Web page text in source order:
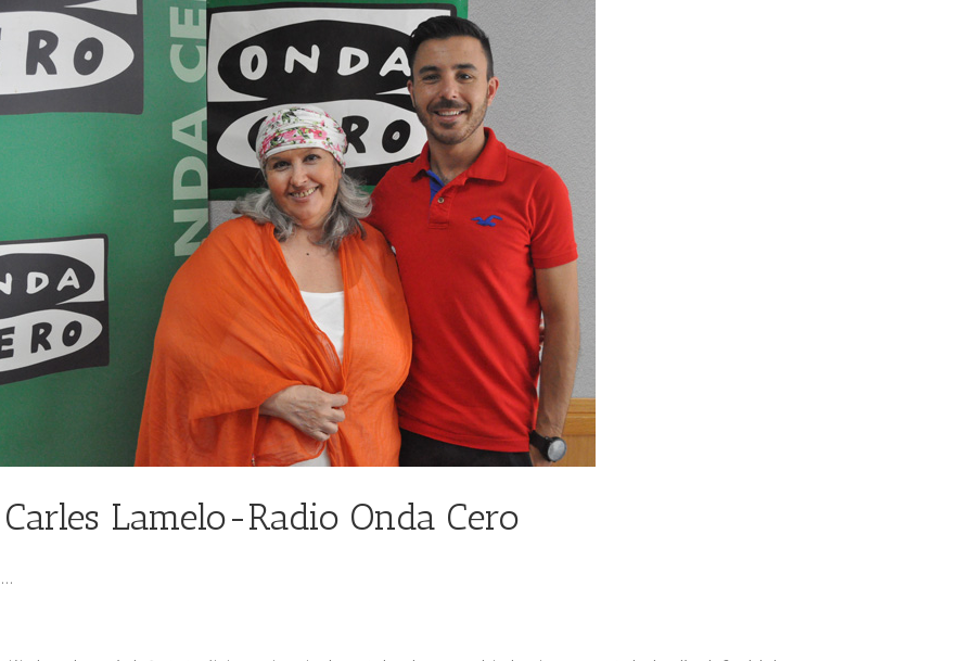
Lamelo-Radio Onda Cero